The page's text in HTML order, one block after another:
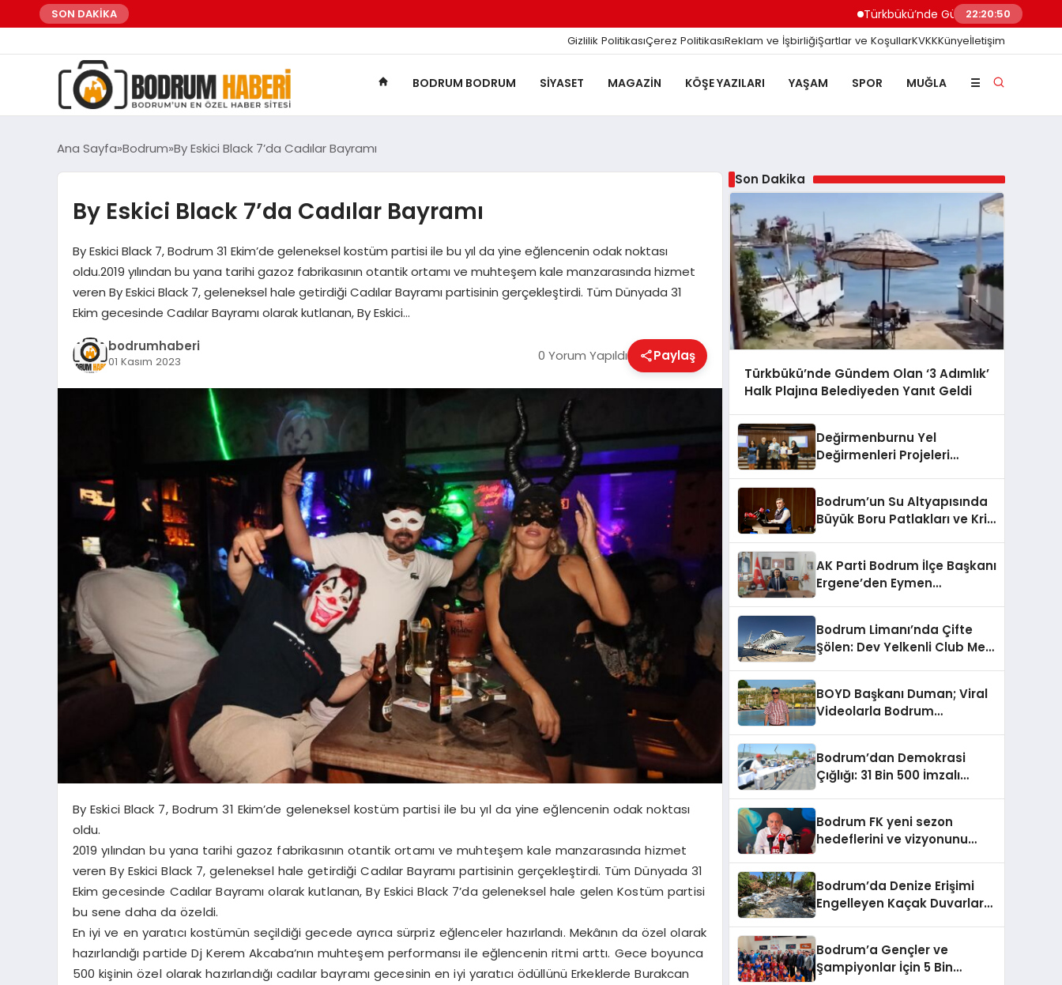
SON DAKİKA Türkbükü’nde Gündem Olan ‘3 Adımlık’ Halk
22:20:51
Gizlilik PolitikasıÇerez PolitikasıReklam ve İşbirliğiŞartlar ve KoşullarKVKKKünyeİletişim
BODRUM BODRUM SIYASET MAGAZIN KÖŞE YAZILARI YAŞAM SPOR MUĞLA ☰
Ana Sayfa Bodrum By Eskici Black 7’da Cadılar Bayramı
By Eskici Black 7’da Cadılar Bayramı
By Eskici Black 7, Bodrum 31 Ekim’de geleneksel kostüm partisi ile bu yıl da yine eğlencenin odak noktası
oldu.2019 yılından bu yana tarihi gazoz fabrikasının otantik ortamı ve muhteşem kale manzarasında hizmet
veren By Eskici Black 7, geleneksel hale getirdiği Cadılar Bayramı partisinin gerçekleştirdi. Tüm Dünyada 31
Ekim gecesinde Cadılar Bayramı olarak kutlanan, By Eskici…
bodrumhaberi
01 Kasım 2023 0 Yorum Yapıldı Paylaş
By Eskici Black 7, Bodrum 31 Ekim’de geleneksel kostüm partisi ile bu yıl da yine eğlencenin odak noktası
oldu.
2019 yılından bu yana tarihi gazoz fabrikasının otantik ortamı ve muhteşem kale manzarasında hizmet
veren By Eskici Black 7, geleneksel hale getirdiği Cadılar Bayramı partisinin gerçekleştirdi. Tüm Dünyada 31
Ekim gecesinde Cadılar Bayramı olarak kutlanan, By Eskici Black 7’da geleneksel hale gelen Kostüm partisi
bu sene daha da özeldi.
En iyi ve en yaratıcı kostümün seçildiği gecede ayrıca sürpriz eğlenceler hazırlandı. Mekânın da özel olarak
hazırlandığı partide Dj Kerem Akcaba’nın muhteşem performansı ile eğlencenin ritmi arttı. Gece boyunca
500 kişinin özel olarak hazırlandığı cadılar bayramı gecesinin en iyi yaratıcı ödüllünü Erkeklerde Burakcan
Son Dakika
Türkbükü’nde Gündem Olan ‘3 Adımlık’
Halk Plajına Belediyeden Yanıt Geldi
Değirmenburnu Yel
Değirmenleri Projeleri
Bodrum’un Su Altyapısında
Büyük Boru Patlakları ve Kriz
AK Parti Bodrum İlçe Başkanı
Ergene’den Eymen
Malzeme Yapılmasını
Kınıyorum”
Bodrum Limanı’nda Çifte
Şölen: Dev Yelkenli Club Med
BOYD Başkanı Duman; Viral
Videolarla Bodrum
Bodrum’dan Demokrasi
Çığlığı: 31 Bin 500 İmzalı
Bodrum FK yeni sezon
hedeflerini ve vizyonunu
Bodrum’da Denize Erişimi
Engelleyen Kaçak Duvarlar
Bodrum’a Gençler ve
Şampiyonlar İçin 5 Bin